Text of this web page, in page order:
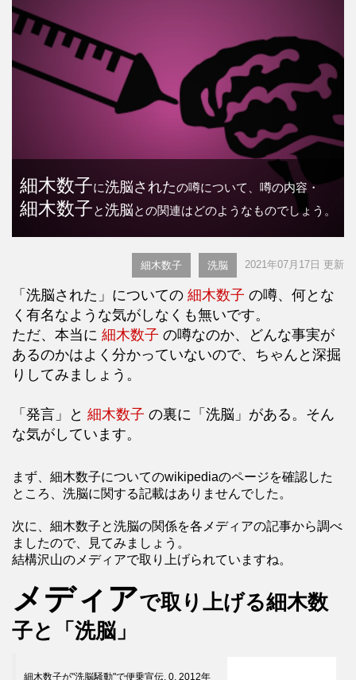
細木数子に洗脳されたの噂について、噂の内容・
細木数子と洗脳との関連はどのようなものでしょう。
細木数子 洗脳 2021年07月17日 更新
「洗脳された」についての 細木数子 の噂、何とな
く有名なような気がしなくも無いです。
ただ、本当に 細木数子 の噂なのか、どんな事実が
あるのかはよく分かっていないので、ちゃんと深掘
りしてみましょう。
「発言」と 細木数子 の裏に「洗脳」がある。そん
な気がしています。
まず、細木数子についてのwikipediaのページを確認した
ところ、洗脳に関する記載はありませんでした。
次に、細木数子と洗脳の関係を各メディアの記事から調べ
ましたので、見てみましょう。
結構沢山のメディアで取り上げられていますね。
メディアで取り上げる細木数
子と「洗脳」
細木数子が"洗脳騒動"で便乗宣伝. 0. 2012年